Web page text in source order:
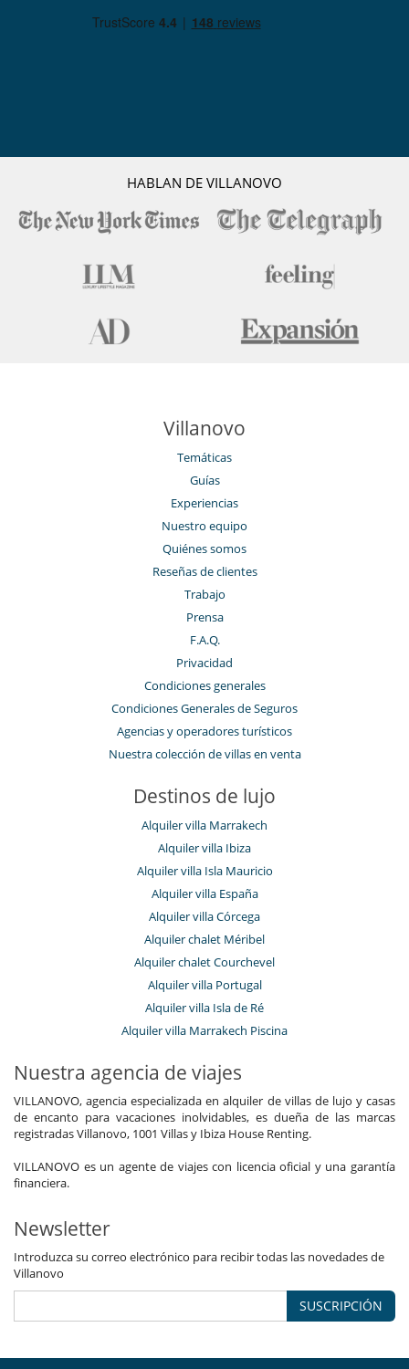
HABLAN DE VILLANOVO
Villanovo
Temáticas
Guías
Experiencias
Nuestro equipo
Quiénes somos
Reseñas de clientes
Trabajo
Prensa
F.A.Q.
Privacidad
Condiciones generales
Condiciones Generales de Seguros
Agencias y operadores turísticos
Nuestra colección de villas en venta
Destinos de lujo
Alquiler villa Marrakech
Alquiler villa Ibiza
Alquiler villa Isla Mauricio
Alquiler villa España
Alquiler villa Córcega
Alquiler chalet Méribel
Alquiler chalet Courchevel
Alquiler villa Portugal
Alquiler villa Isla de Ré
Alquiler villa Marrakech Piscina
Nuestra agencia de viajes
VILLANOVO, agencia especializada en alquiler de villas de lujo y casas
de encanto para vacaciones inolvidables, es dueña de las marcas
registradas Villanovo, 1001 Villas y Ibiza House Renting.
VILLANOVO es un agente de viajes con licencia oficial y una garantía
financiera.
Newsletter
Introduzca su correo electrónico para recibir todas las novedades de
Villanovo
SUSCRIPCIÓN